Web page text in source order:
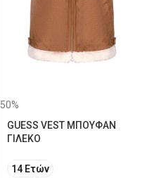
50%
GUESS VEST ΜΠΟΥΦΑΝ
ΓΙΛΕΚΟ
14 Ετών